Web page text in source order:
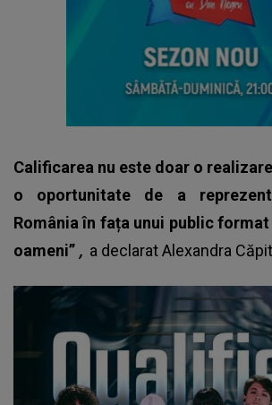
Calificarea nu este doar o
o oportunitate de a
România în fața unui public
oameni” , a declaratAlexandra